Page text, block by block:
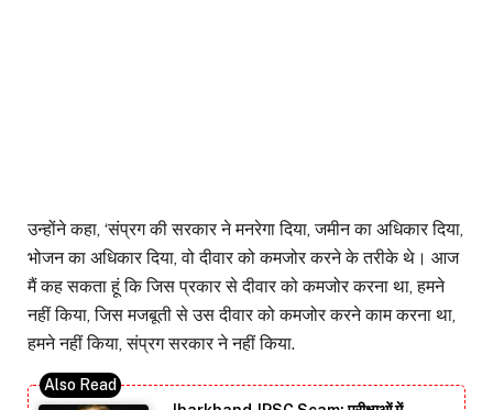
उन्होंने कहा, ‘संप्रग की सरकार ने मनरेगा दिया, जमीन का अधिकार दिया,
भोजन का अधिकार दिया, वो दीवार को कमजोर करने के तरीके थे। आज
मैं कह सकता हूं कि जिस प्रकार से दीवार को कमजोर करना था, हमने
नहीं किया, जिस मजबूती से उस दीवार को कमजोर करने काम करना था,
हमने नहीं किया, संप्रग सरकार ने नहीं किया.